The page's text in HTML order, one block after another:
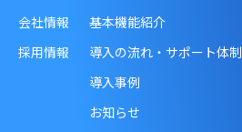
会社情報
採用情報
基本機能紹介
導入の流れ・サポート体制
導入事例
お知らせ